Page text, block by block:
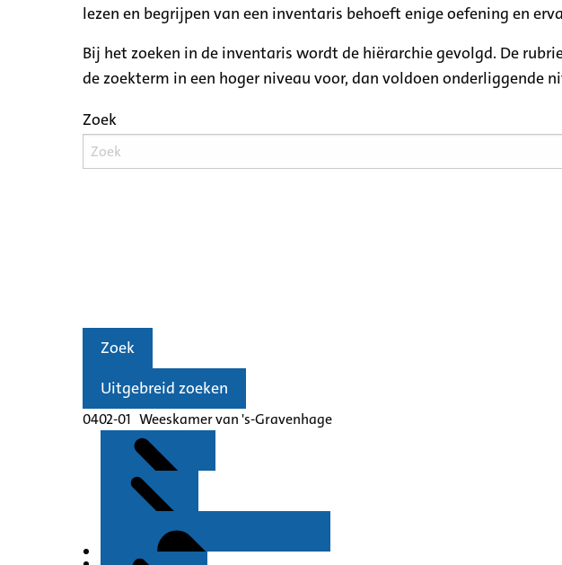
lezen en begrijpen van een inventaris behoeft enige oefening en
Bij het zoeken in de inventaris wordt de hiërarchie gevolgd. De
de zoekterm in een hoger niveau voor, dan voldoen onderliggende
Zoek
Zoek
Uitgebreid zoeken
0402-01 Weeskamer van 's-Gravenhage